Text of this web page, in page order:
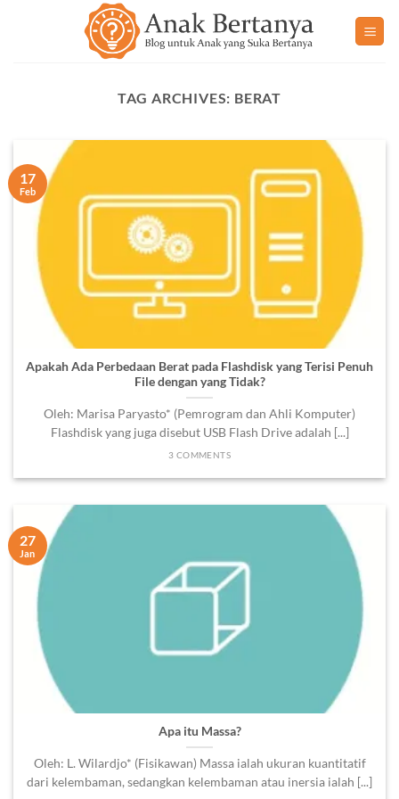
TAG ARCHIVES: BERAT
Apakah Ada Perbedaan Berat pada Flashdisk yang Terisi Penuh
File dengan yang Tidak?
Oleh: Marisa Paryasto* (Pemrogram dan Ahli Komputer)
Flashdisk yang juga disebut USB Flash Drive adalah [...]
3 COMMENTS
17
Feb
Apa itu Massa?
Oleh: L. Wilardjo* (Fisikawan) Massa ialah ukuran kuantitatif
dari kelembaman, sedangkan kelembaman atau inersia ialah [...]
27
Jan